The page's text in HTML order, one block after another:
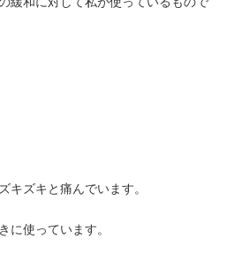
キズキと痛んでいます。
に使っています。